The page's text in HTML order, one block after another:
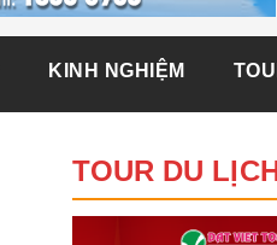
KINH NGHIỆM
TOUR DU